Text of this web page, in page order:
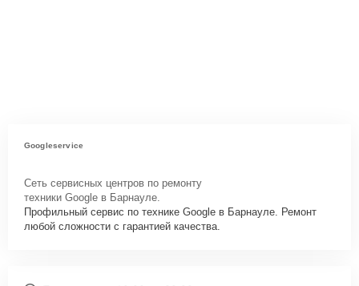
Googleservice
Сеть сервисных центров по ремонту
техники Google в Барнауле.
Профильный сервис по технике Google в Барнауле. Ремонт
любой сложности с гарантией качества.